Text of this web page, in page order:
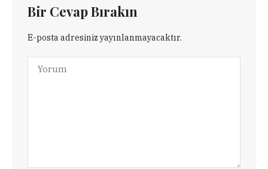
Bir Cevap Bırakın
E-posta adresiniz yayınlanmayacaktır.